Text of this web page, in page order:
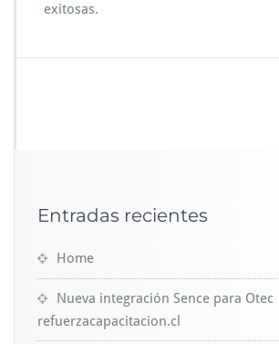
exitosas.
Entradas recientes
Home
Nueva integración Sence para Otec
refuerzacapacitacion.cl